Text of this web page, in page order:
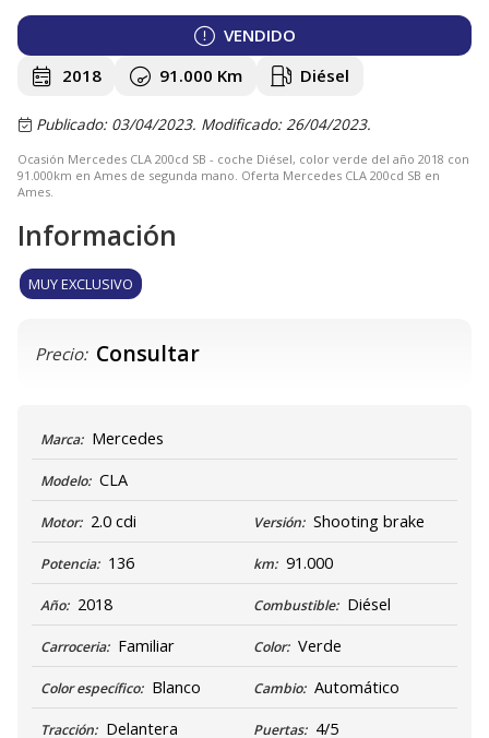
VENDIDO
2018
91.000 Km Diésel
Publicado: 03/04/2023. Modificado: 26/04/2023.
Ocasión Mercedes CLA 200cd SB - coche Diésel, color verde del año 2018 con
91.000km en Ames de segunda mano. Oferta Mercedes CLA 200cd SB en
Ames.
Información
MUY EXCLUSIVO
Precio: Consultar
Marca: Mercedes
Modelo: CLA
Motor: 2.0 cdi Versión: Shooting brake
Potencia: 136 km: 91.000
Año: 2018 Combustible: Diésel
Carroceria: Familiar Color: Verde
Color específico: Blanco Cambio: Automático
Tracción: Delantera Puertas: 4/5